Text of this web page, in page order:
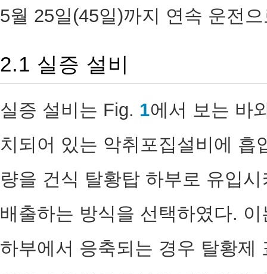
5월 25일(45일)까지 연속 운전
2.1 실증 설비
실증 설비는 Fig. 1에서 보는 바
치되어 있는 악취포집설비에 흡
량을 건식 탈황탑 하부로 유입
배출하는 방식을 선택하였다.
하부에서 응축되는 경우 탈황제